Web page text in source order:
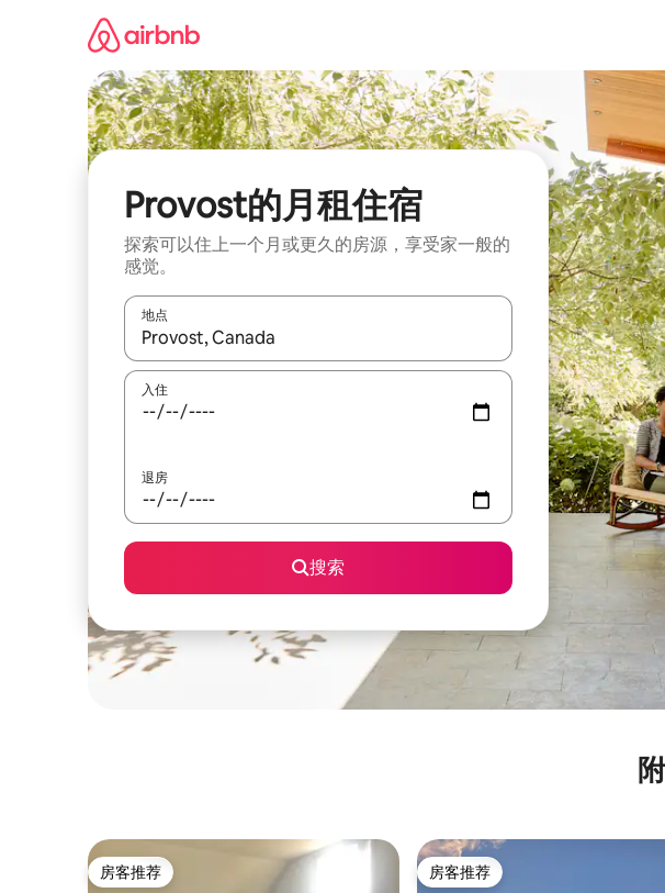
Provost的月租住宿
探索可以住上一个月或更久的房源，享受家一般的
感觉。
地点
如有搜索结果，请使用上下方向键查看，或通过点击或滑动手势浏览。
入住
退房
搜索
房客推荐
房客推荐 房客推荐
房客推荐